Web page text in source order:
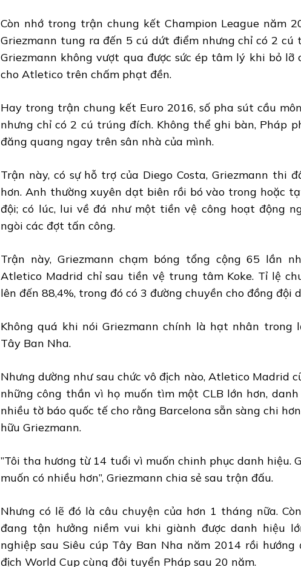
Còn nhớ trong trận chung kết Champion League năm
Griezmann tung ra đến 5 cú dứt điểm nhưng chỉ có 2 cú
Griezmann không vượt qua được sức ép tâm lý khi bỏ lỡ
cho Atletico trên chấm phạt đền.
Hay trong trận chung kết Euro 2016, số pha sút cầu
nhưng chỉ có 2 cú trúng đích. Không thể ghi bàn, Pháp
đăng quang ngay trên sân nhà của mình.
Trận này, có sự hỗ trợ của Diego Costa, Griezmann thi
hơn. Anh thường xuyên dạt biên rồi bó vào trong hoặc
đội; có lúc, lui về đá như một tiền vệ công hoạt động
ngòi các đợt tấn công.
Trận này, Griezmann chạm bóng tổng cộng 65 lần
Atletico Madrid chỉ sau tiền vệ trung tâm Koke. Tỉ lệ
lên đến 88,4%, trong đó có 3 đường chuyền cho đồng đội
Không quá khi nói Griezmann chính là hạt nhân trong
Tây Ban Nha.
Nhưng dường như sau chức vô địch nào, Atletico Madrid
những công thần vì họ muốn tìm một CLB lớn hơn,
nhiều tờ báo quốc tế cho rằng Barcelona sẵn sàng chi
hữu Griezmann.
”Tôi tha hương từ 14 tuổi vì muốn chinh phục danh hiệu.
muốn có nhiều hơn”, Griezmann chia sẻ sau trận đấu.
Nhưng có lẽ đó là câu chuyện của hơn 1 tháng nữa.
đang tận hưởng niềm vui khi giành được danh hiệu
nghiệp sau Siêu cúp Tây Ban Nha năm 2014 rồi hướng
địch World Cup cùng đội tuyển Pháp sau 20 năm.